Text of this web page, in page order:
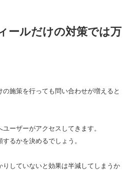
ールだけの対策では万
施策を行っても問い合わせが増えると
ーザーがアクセスしてきます。
るかを決めるでしょう。
りしていないと効果は半減してしまうか